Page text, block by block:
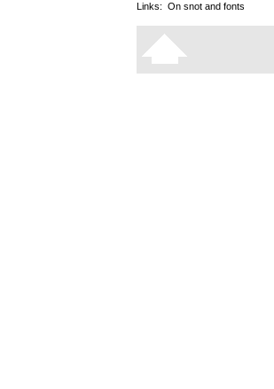
Links: On snot and fonts